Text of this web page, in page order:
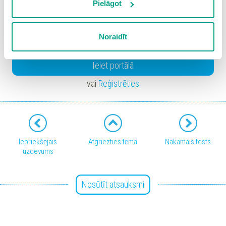
izmantošanai nav nepieciešams iegūt lietotāja piekrišanu.
Spiežot uz pogas “Apstiprināt izvēlētās”, Jūs varat mainīt
sīkdatņu politikuun ir iespēja atsaukt savu
piekrišanu sadaļā “Sīkdatņu iestatījumi”.
Pielāgot
Noraidīt
activity can directly affect brain function.
Ieiet portālā
vai Reģistrēties
Iepriekšējais
uzdevums
Atgriezties tēmā Nākamais tests
Nosūtīt atsauksmi